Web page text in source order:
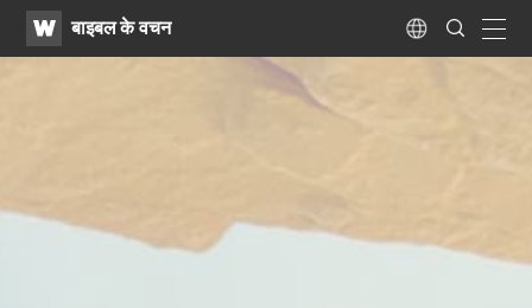
WATVबाइबल के वचन Language
Search
Submit